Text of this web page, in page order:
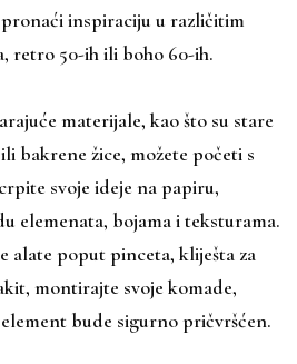
inspiraciju u različitim
retro 50-ih ili boho 60-ih.
materijale, kao što su stare
bakrene žice, možete početi s
svoje ideje na papiru,
elemenata, bojama i teksturama.
alate poput pinceta, kliješta za
montirajte svoje komade,
bude sigurno pričvršćen.